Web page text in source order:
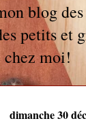
blog
petits et
chez moi!
dimanche 30